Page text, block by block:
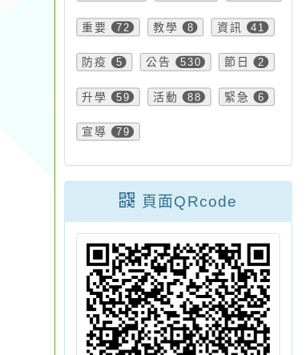
重要 72 教學 8 資訊 41
防疫 5 公告 530 節日 2
升學 59 活動 88 緊急 6
宣導 79
頁面QRcode